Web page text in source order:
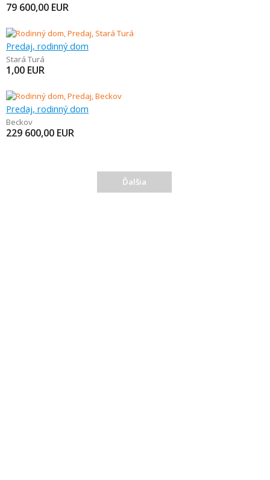
79 600,00 EUR
Predaj, rodinný dom
Stará Turá
1,00 EUR
Predaj, rodinný dom
Beckov
229 600,00 EUR
Ďalšia